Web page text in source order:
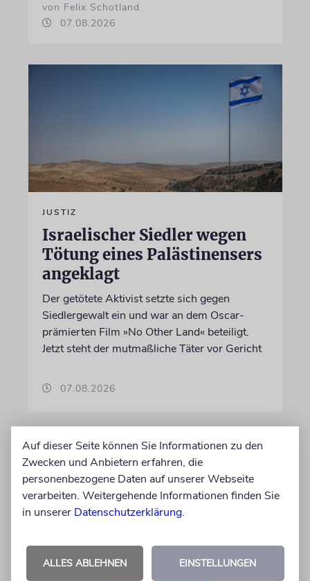
von Felix Schotland
07.08.2026
JUSTIZ
Israelischer Siedler wegen
Tötung eines Palästinensers
angeklagt
Der getötete Aktivist setzte sich gegen
Siedlergewalt ein und war an dem Oscar-
prämierten Film »No Other Land« beteiligt.
Jetzt steht der mutmaßliche Täter vor Gericht
07.08.2026
Auf dieser Seite können Sie Informationen zu den
Zwecken und Anbietern erfahren, die
personenbezogene Daten auf unserer Webseite
verarbeiten. Weitergehende Informationen finden Sie
in unserer Datenschutzerklärung.
ALLES ABLEHNEN EINSTELLUNGEN